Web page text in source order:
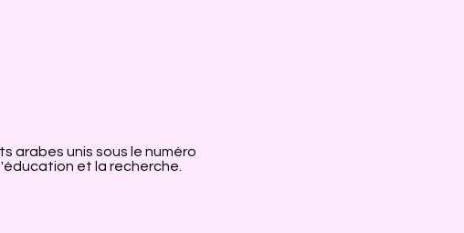
arabes unis sous le numéro
et la recherche.